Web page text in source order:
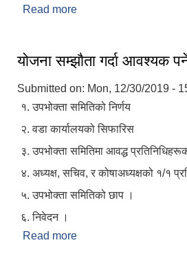
Read more
योजना सम्झाैता गर्दा आवश्यक
Submitted on: Mon, 12/30/2019 -
१. उपभोक्ता समितिको निर्णय
२. वडा कार्यालयको सिफारिस
३. उपभोक्ता समितिमा आवद्ध
४. अध्यक्ष, सचिव, र कोषाअध्यक्षको १/१
५. उपभोक्ता समितिको छाप ।
६. निवेदन ।
Read more